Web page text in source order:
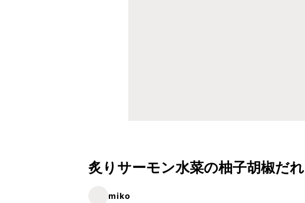
炙りサーモン水菜の柚子胡椒だれ
miko